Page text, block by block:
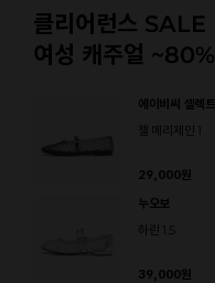
클리어런스 SALE
여성 캐주얼 ~80%
에이비씨 셀렉트
젤 메리제인 1
29,000원
누오보
하린 1.5
39,000원